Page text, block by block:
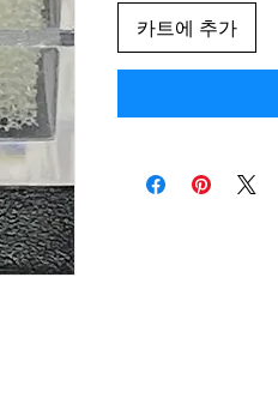
카트에 추가